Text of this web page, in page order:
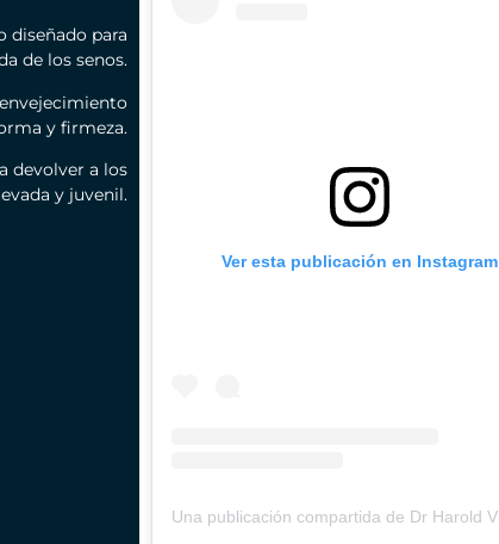
diseñado para
de los senos.
y firmeza.
devolver a los
y juvenil.
Ver esta publicación en Instagram